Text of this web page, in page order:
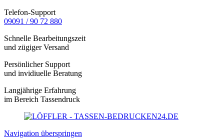
Telefon-Support
09091 / 90 72 880
Schnelle Bearbeitungszeit
und zügiger Versand
Persönlicher Support
und invidiuelle Beratung
Langjährige Erfahrung
im Bereich Tassendruck
Navigation überspringen